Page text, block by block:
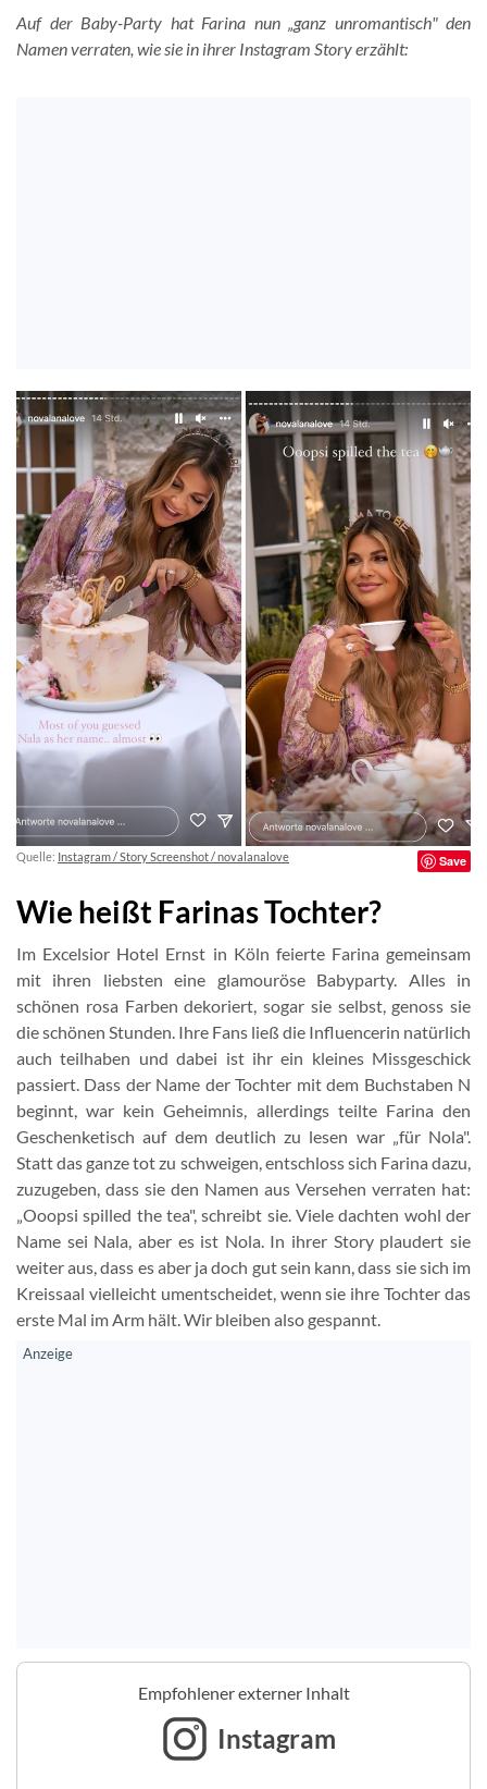
Auf der Baby-Party hat Farina nun „ganz unromantisch" den
Namen verraten, wie sie in ihrer Instagram Story erzählt:
Quelle: Instagram / Story Screenshot / novalanalove Save
Wie heißt Farinas Tochter?
Im Excelsior Hotel Ernst in Köln feierte Farina gemeinsam
mit ihren liebsten eine glamouröse Babyparty. Alles in
schönen rosa Farben dekoriert, sogar sie selbst, genoss sie
die schönen Stunden. Ihre Fans ließ die Influencerin natürlich
auch teilhaben und dabei ist ihr ein kleines Missgeschick
passiert. Dass der Name der Tochter mit dem Buchstaben N
beginnt, war kein Geheimnis, allerdings teilte Farina den
Geschenketisch auf dem deutlich zu lesen war „für Nola".
Statt das ganze tot zu schweigen, entschloss sich Farina dazu,
zuzugeben, dass sie den Namen aus Versehen verraten hat:
„Ooopsi spilled the tea", schreibt sie. Viele dachten wohl der
Name sei Nala, aber es ist Nola. In ihrer Story plaudert sie
weiter aus, dass es aber ja doch gut sein kann, dass sie sich im
Kreissaal vielleicht umentscheidet, wenn sie ihre Tochter das
erste Mal im Arm hält. Wir bleiben also gespannt.
Empfohlener externer Inhalt
Instagram